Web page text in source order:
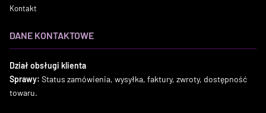
Kontakt
DANE KONTAKTOWE
Dział obsługi klienta
Sprawy: Status zamówienia, wysyłka, faktury, zwroty, dostępność
towaru.